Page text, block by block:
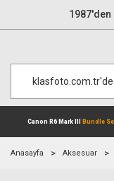
Anasayfa Aksesuar